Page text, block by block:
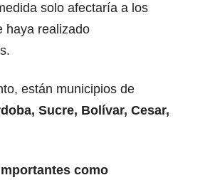
solo afectaría a los
haya realizado
están municipios de
Sucre, Bolívar, Cesar,
como